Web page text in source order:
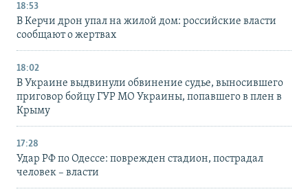
18:53
В Керчи дрон упал на жилой дом: российские власти
сообщают о жертвах
18:02
В Украине выдвинули обвинение судье, выносившего
приговор бойцу ГУР МО Украины, попавшего в плен в
Крыму
17:28
Удар РФ по Одессе: поврежден стадион, пострадал
человек – власти